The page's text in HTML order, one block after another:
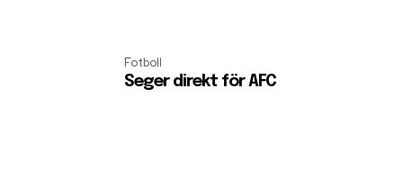
Fotboll
Seger direkt för AFC